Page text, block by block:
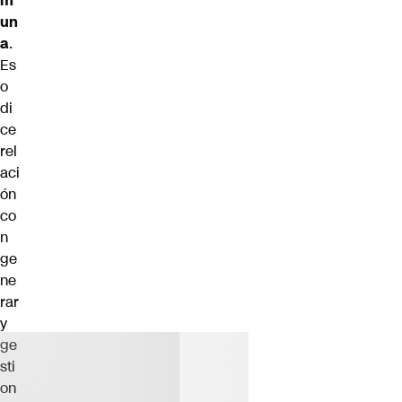
un
a.
Es
o
di
ce
rel
aci
ón
co
n
ge
ne
rar
y
ge
sti
on